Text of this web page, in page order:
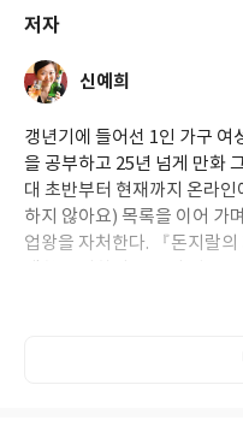
저자
신예희
갱년기에 들어선 1인 가구 여
을 공부하고 25년 넘게 만화
대 초반부터 현재까지 온라인
하지 않아요) 목록을 이어 가
업왕을 자처한다. 『돈지랄
고 사세요?』를 진행했으며,
들기 위하여 여러 가지 운동